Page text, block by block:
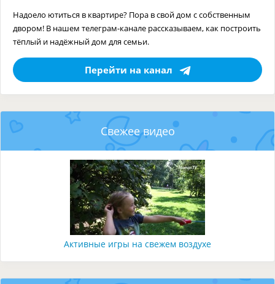
Надоело ютиться в квартире? Пора в свой дом с собственным
двором! В нашем телеграм-канале рассказываем, как построить
тёплый и надёжный дом для семьи.
Перейти на канал
Свежее видео
Активные игры на свежем воздухе